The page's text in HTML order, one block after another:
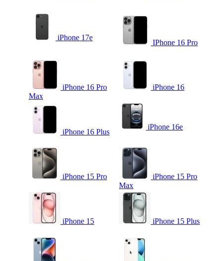
iPhone 17e
IPhone 16 Pro
iPhone 16 Pro
Max
iPhone 16
iPhone 16 Plus
iPhone 16e
iPhone 15 Pro
iPhone 15 Pro
Max
iPhone 15 iPhone 15 Plus